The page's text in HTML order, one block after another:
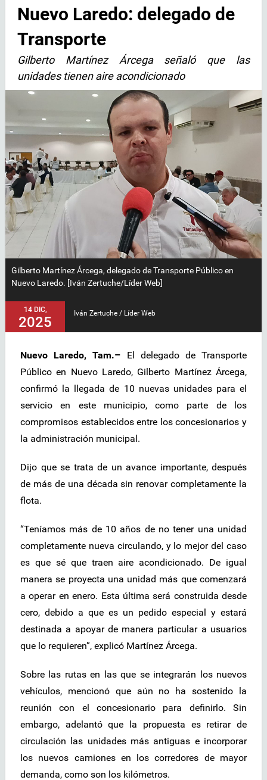
Nuevo Laredo: delegado de
Transporte
Gilberto Martínez Árcega señaló que las
unidades tienen aire acondicionado
Gilberto Martínez Árcega, delegado de Transporte Público en
Nuevo Laredo. [Iván Zertuche/Líder Web]
14 DIC,
2025
Iván Zertuche / Líder Web
Nuevo Laredo, Tam.– El delegado de Transporte
Público en Nuevo Laredo, Gilberto Martínez Árcega,
confirmó la llegada de 10 nuevas unidades para el
servicio en este municipio, como parte de los
compromisos establecidos entre los concesionarios y
la administración municipal.
Dijo que se trata de un avance importante, después
de más de una década sin renovar completamente la
flota.
“Teníamos más de 10 años de no tener una unidad
completamente nueva circulando, y lo mejor del caso
es que sé que traen aire acondicionado. De igual
manera se proyecta una unidad más que comenzará
a operar en enero. Esta última será construida desde
cero, debido a que es un pedido especial y estará
destinada a apoyar de manera particular a usuarios
que lo requieren”, explicó Martínez Árcega.
Sobre las rutas en las que se integrarán los nuevos
vehículos, mencionó que aún no ha sostenido la
reunión con el concesionario para definirlo. Sin
embargo, adelantó que la propuesta es retirar de
circulación las unidades más antiguas e incorporar
los nuevos camiones en los corredores de mayor
demanda, como son los kilómetros.